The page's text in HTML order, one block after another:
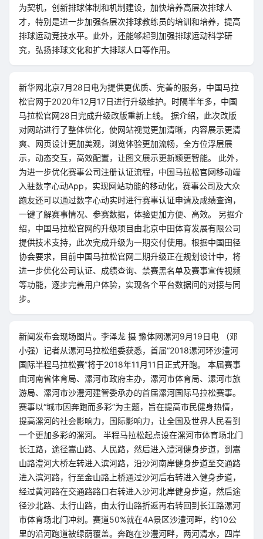
为契机，创新排球体制和机制建设，加快培养高层次排球人
才，特别是进一步加强各层次排球教练员的培训和培养，提高
排球运动竞技水平。此外，还能够起到加强排球运动科学研
究，弘扬排球文化和扩大排球人口等作用。
新华网北京7月28日电为提供更优质、完善的服务，中国马拉
松官网于2020年12月17日进行升级维护。时隔半年多，中国
马拉松官网28日完成升级改版重新上线。 据介绍，此次改版
对网站进行了整体优化，使网站视觉更加清晰，内容展示更清
爽、网页设计更加美观，浏览体验更加流畅，全方位浮层展
示，动态交互，高效配置，让图文展示更新颖更智能。 此外，
为进一步优化赛事公司注册认证流程，中国马拉松官网移动端
入驻数字心动App，实现网站功能的移动化，赛事公司及大众
跑友还可以通过数字心动实时进行赛事认证申请及成绩查询，
一键了解赛事情况、参赛数据，体验更加方便、高效。 另据介
绍，中国马拉松官网的升级项目由北京中田体育发展有限公司
提供技术支持，此次完成升级为一期交付使用。根据中国田径
协会要求，目前中国马拉松官网二期升级正在规划设计中，将
进一步优化公司认证、成绩查询、禁赛黑名单及赛事宣传视频
等功能，逐步完善用户体验，实现各个平台数据间的对接与同
步。
新闻发布会现场图片。李泽龙 摄 豫体网漯河9月19日电 （邓
小强）记者从漯河马拉松组委获悉，首届“2018漯河环沙澧河
国际半程马拉松赛”将于2018年11月11日正式开跑。 本届赛事
由河南省体育局、漯河市政府主办，漯河市体育局、漯河市旅
游局、漯河市沙澧河建管委承办的首届漯河国际马拉松赛事。
赛事以“城市因奔跑而多彩”为主题，旨在提高市民健身热情，
提高漯河的社会影响力，国际影响力，让全国及世界人民看到
一个更加多彩的漯河。 半程马拉松起点设在漯河市体育场北门
长江路，途径嵩山路、人民路，然后进入澧河健身步道，到嵩
山路澧河大桥左转进入滨河路，沿沙河南岸健身步道至交通路
进入滨河路，行至金山路上桥通过沙河后右转进入健身步道，
经过黄河路在交通路路口右转进入沙河北岸健身步道，然后途
径沙北路、太行山路，由太行山路折返再右转回到长江路漯河
市体育场北门冲刺。赛道50%就在4A景区沙澧河畔，约10公
里的沿河跑道被绿荫覆盖。奔跑在沙澧河畔，两河清水，四岸